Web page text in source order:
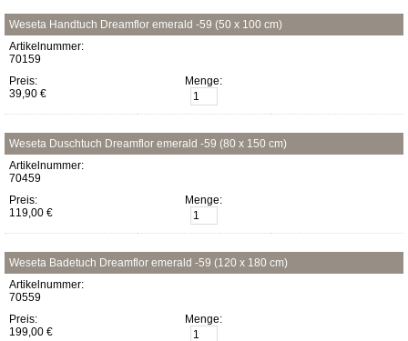
Weseta Handtuch Dreamflor emerald -59 (50 x 100 cm)
Artikelnummer:
70159
Preis:
39,90 €
Menge:
Weseta Duschtuch Dreamflor emerald -59 (80 x 150 cm)
Artikelnummer:
70459
Preis:
119,00 €
Menge:
Weseta Badetuch Dreamflor emerald -59 (120 x 180 cm)
Artikelnummer:
70559
Preis:
199,00 €
Menge: